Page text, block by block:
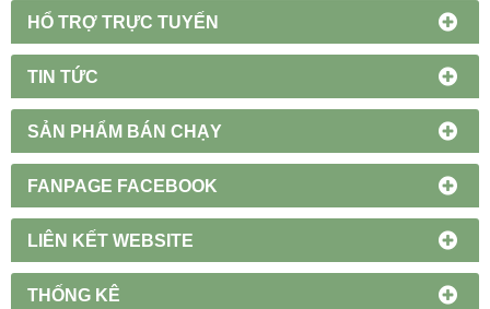
HỔ TRỢ TRỰC TUYẾN
TIN TỨC
SẢN PHẨM BÁN CHẠY
FANPAGE FACEBOOK
LIÊN KẾT WEBSITE
THỐNG KÊ